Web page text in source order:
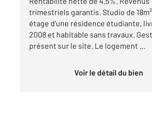
trimestriels garantis. Studio de
étage d'une résidence étudiante,
2008 et habitable sans travaux.
présent sur le site. Le logement ...
Voir le détail du bien